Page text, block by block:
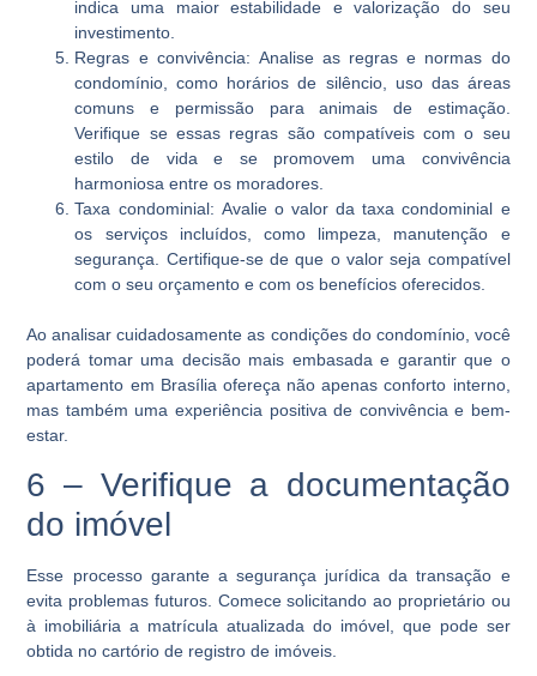
indica uma maior estabilidade e valorização do seu
investimento.
Regras e convivência: Analise as regras e normas do
condomínio, como horários de silêncio, uso das áreas
comuns e permissão para animais de estimação.
Verifique se essas regras são compatíveis com o seu
estilo de vida e se promovem uma convivência
harmoniosa entre os moradores.
Taxa condominial: Avalie o valor da taxa condominial e
os serviços incluídos, como limpeza, manutenção e
segurança. Certifique-se de que o valor seja compatível
com o seu orçamento e com os benefícios oferecidos.
Ao analisar cuidadosamente as condições do condomínio, você
poderá tomar uma decisão mais embasada e garantir que o
apartamento em Brasília ofereça não apenas conforto interno,
mas também uma experiência positiva de convivência e bem-
estar.
6 – Verifique a documentação
do imóvel
Esse processo garante a segurança jurídica da transação e
evita problemas futuros. Comece solicitando ao proprietário ou
à imobiliária a matrícula atualizada do imóvel, que pode ser
obtida no cartório de registro de imóveis.